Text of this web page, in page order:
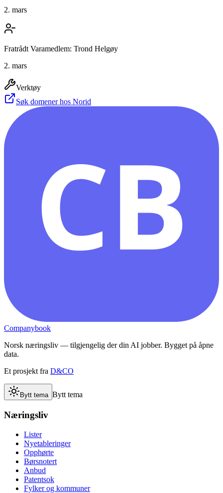
2. mars
Fratrådt Varamedlem: Trond Helgøy
2. mars
Verktøy
Søk domener hos Norid
CB
Companybook
Norsk næringsliv — tilgjengelig der din AI jobber. Bygget på åpne
data.
Et prosjekt fra D&CO
Bytt tema Bytt tema
Næringsliv
Lister
Nyetableringer
Opphørte
Børsnotert
Anbud
Patentsok
Fylker og kommuner